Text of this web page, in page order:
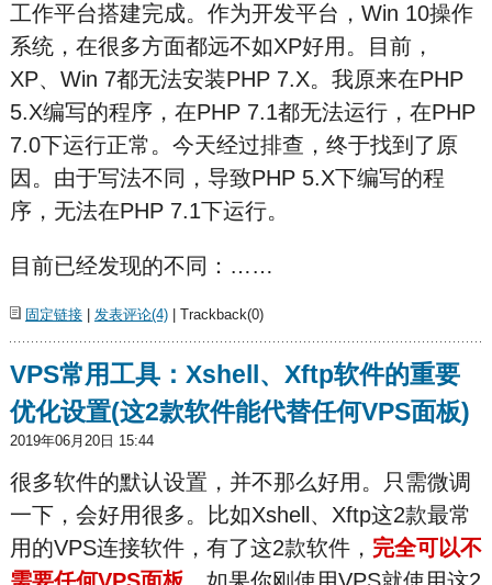
工作平台搭建完成。作为开发平台，Win 10操作
系统，在很多方面都远不如XP好用。目前，
XP、Win 7都无法安装PHP 7.X。我原来在PHP
5.X编写的程序，在PHP 7.1都无法运行，在PHP
7.0下运行正常。今天经过排查，终于找到了原
因。由于写法不同，导致PHP 5.X下编写的程
序，无法在PHP 7.1下运行。
目前已经发现的不同：……
固定链接| 发表评论(4)| Trackback(0)
VPS常用工具：Xshell、Xftp软件的重要
优化设置(这2款软件能代替任何VPS面板)
2019年06月20日 15:44
很多软件的默认设置，并不那么好用。只需微调
一下，会好用很多。比如Xshell、Xftp这2款最常
用的VPS连接软件，有了这2款软件， 完全可以不